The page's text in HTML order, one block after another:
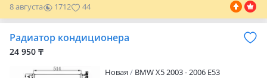
8 августа 1712 44
Радиатор кондиционера
24 950 ₸
Новая
BMW X5 2003 - 2006 E53